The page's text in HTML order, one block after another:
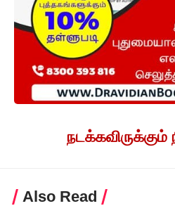
நடக்கவிருக்கும்
Also Read